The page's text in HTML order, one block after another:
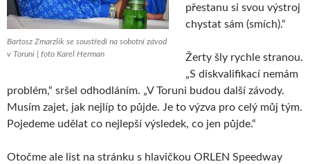
Bartosz Zmarzlik se soustředí na sobotní závod
v Toruni | foto Karel Herman
přestanu si svou výstroj
chystat sám (smích).“
Žerty šly rychle stranou.
„S diskvalifikací nemám
problém,“ sršel odhodláním. „V Toruni budou další závody.
Musím zajet, jak nejlíp to půjde. Je to výzva pro celý můj tým.
Pojedeme udělat co nejlepší výsledek, co jen půjde.“
Otočme ale list na stránku s hlavičkou ORLEN Speedway